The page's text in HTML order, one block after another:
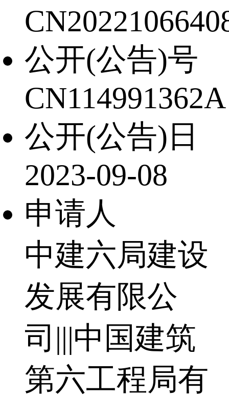
公开(公告)号
CN114991362A
公开(公告)日
2023-09-08
申请人
中建六局建设
发展有限公
司|||中国建筑
第六工程局有